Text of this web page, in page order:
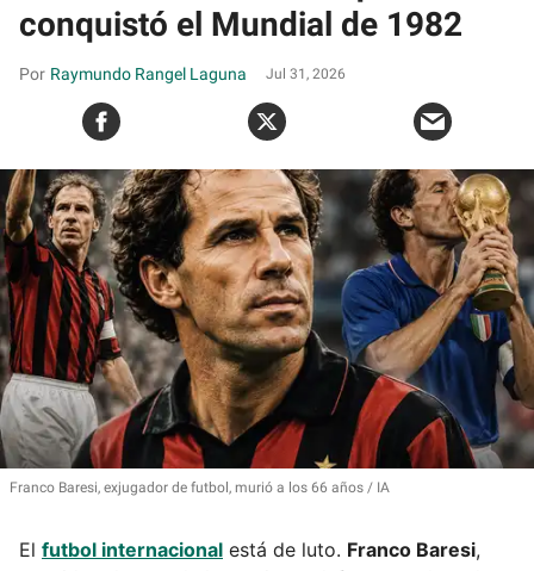
conquistó el Mundial de 1982
Raymundo Rangel Laguna Jul 31, 2026
Franco Baresi, exjugador de futbol, murió a los 66 años IA
El futbol internacional está de luto. Franco Baresi,